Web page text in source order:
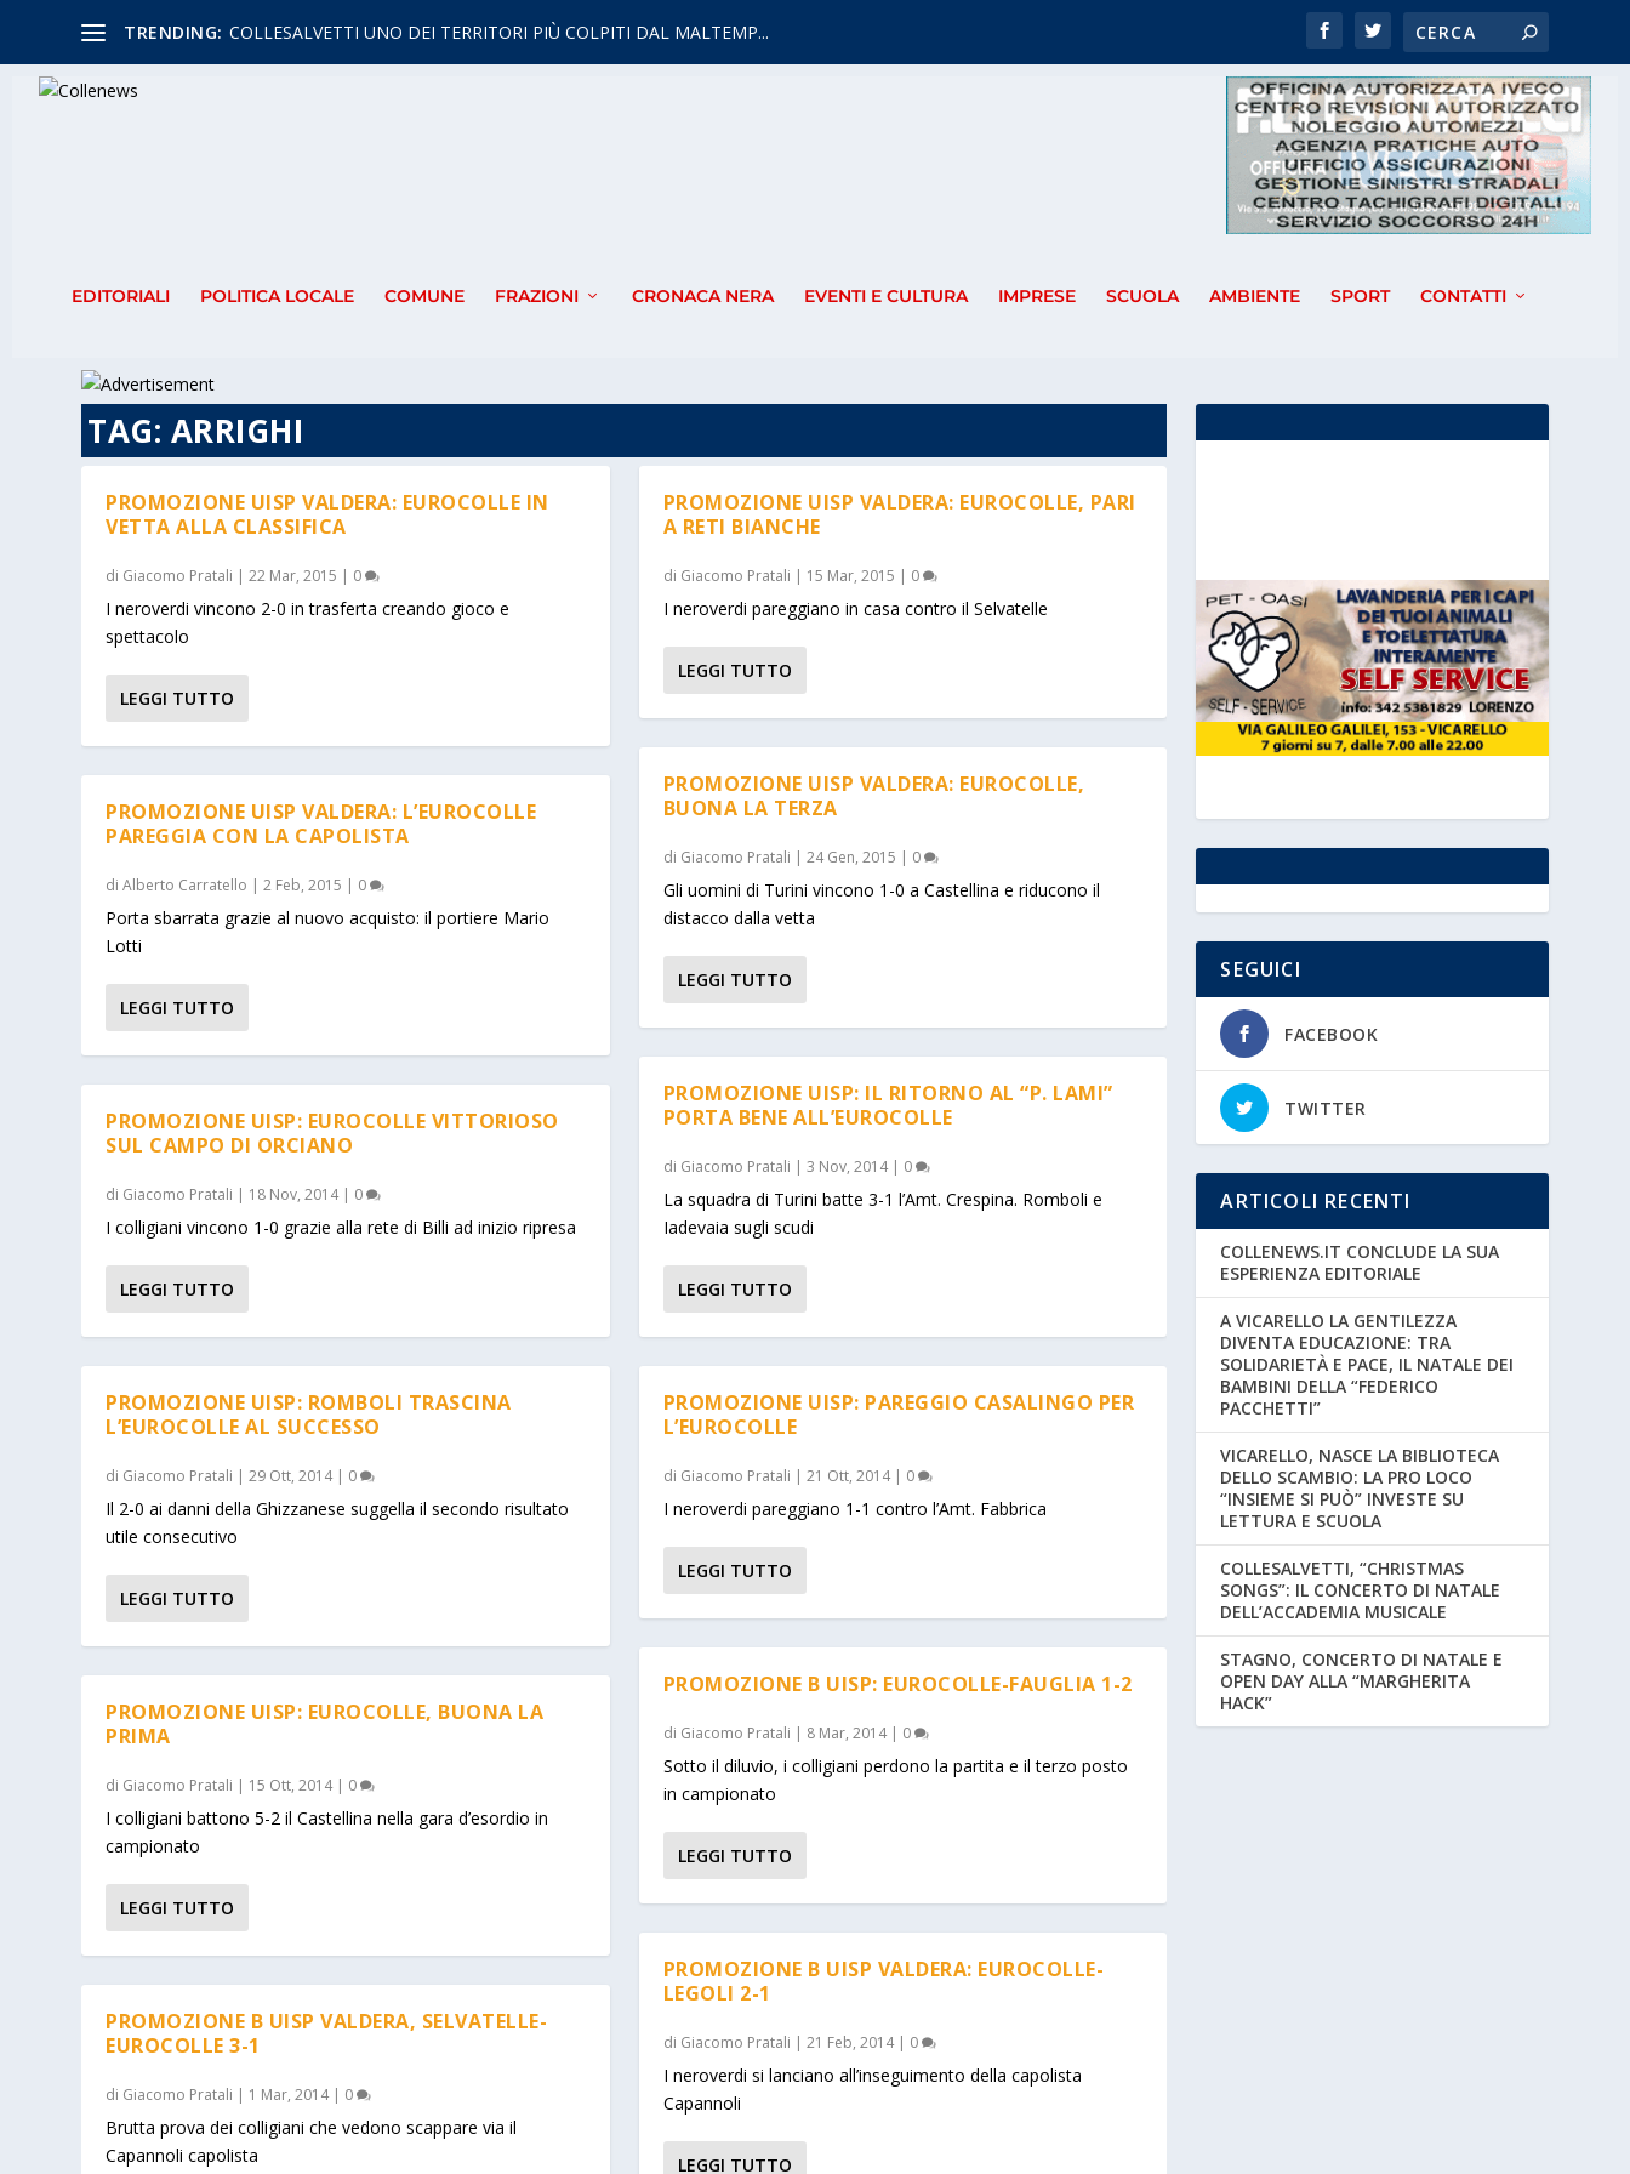
TRENDING: COLLESALVETTI UNO DEI TERRITORI PIÙ COLPITI DAL MALTEMP...
EDITORIALI POLITICA LOCALE COMUNE FRAZIONI CRONACA NERA EVENTI E CULTURA IMPRESE SCUOLA AMBIENTE SPORT CONTATTI
TAG: ARRIGHI
PROMOZIONE UISP VALDERA: EUROCOLLE IN
VETTA ALLA CLASSIFICA
di Giacomo Pratali |22 Mar, 2015 | 0
I neroverdi vincono 2-0 in trasferta creando gioco e
spettacolo
LEGGI TUTTO
PROMOZIONE UISP VALDERA: L’EUROCOLLE
PAREGGIA CON LA CAPOLISTA
diAlberto Carratello |2 Feb, 2015 | 0
Porta sbarrata grazie al nuovo acquisto: il portiere Mario
Lotti
LEGGI TUTTO
PROMOZIONE UISP: EUROCOLLE VITTORIOSO
SUL CAMPO DI ORCIANO
di Giacomo Pratali | 18 Nov, 2014| 0
I colligiani vincono 1-0 grazie alla rete di Billi ad inizio ripresa
LEGGI TUTTO
PROMOZIONE UISP: ROMBOLI TRASCINA
L’EUROCOLLE AL SUCCESSO
di Giacomo Pratali |29 Ott, 2014| 0
Il 2-0 ai danni della Ghizzanese suggella il secondo risultato
utile consecutivo
LEGGI TUTTO
PROMOZIONE UISP: EUROCOLLE, BUONA LA
PRIMA
di Giacomo Pratali | 15 Ott, 2014| 0
I colligiani battono 5-2 il Castellina nella gara d’esordio in
campionato
LEGGI TUTTO
PROMOZIONE B UISP VALDERA, SELVATELLE-
EUROCOLLE 3-1
di Giacomo Pratali | 1 Mar, 2014| 0
Brutta prova dei colligiani che vedono scappare via il
Capannoli capolista
PROMOZIONE UISP VALDERA: EUROCOLLE, PARI
A RETI BIANCHE
di Giacomo Pratali | 15 Mar, 2015 | 0
I neroverdi pareggiano in casa contro il Selvatelle
LEGGI TUTTO
PROMOZIONE UISP VALDERA: EUROCOLLE,
BUONA LA TERZA
di Giacomo Pratali | 24 Gen, 2015 | 0
Gli uomini di Turini vincono 1-0 a Castellina e riducono il
distacco dalla vetta
LEGGI TUTTO
PROMOZIONE UISP: IL RITORNO AL “P. LAMI”
PORTA BENE ALL’EUROCOLLE
di Giacomo Pratali | 3 Nov, 2014| 0
La squadra di Turini batte 3-1 l’Amt. Crespina. Romboli e
Iadevaia sugli scudi
LEGGI TUTTO
PROMOZIONE UISP: PAREGGIO CASALINGO PER
L’EUROCOLLE
di Giacomo Pratali | 21 Ott, 2014| 0
I neroverdi pareggiano 1-1 contro l’Amt. Fabbrica
LEGGI TUTTO
PROMOZIONE B UISP: EUROCOLLE-FAUGLIA 1-2
di Giacomo Pratali | 8 Mar, 2014| 0
Sotto il diluvio, i colligiani perdono la partita e il terzo posto
in campionato
LEGGI TUTTO
PROMOZIONE B UISP VALDERA: EUROCOLLE-
LEGOLI 2-1
di Giacomo Pratali | 21 Feb, 2014| 0
I neroverdi si lanciano all’inseguimento della capolista
Capannoli
LEGGI TUTTO
SEGUICI
FACEBOOK
TWITTER
ARTICOLI RECENTI
COLLENEWS.IT CONCLUDE LA SUA
ESPERIENZA EDITORIALE
A VICARELLO LA GENTILEZZA
DIVENTA EDUCAZIONE: TRA
SOLIDARIETÀ E PACE, IL NATALE DEI
BAMBINI DELLA “FEDERICO
PACCHETTI”
VICARELLO, NASCE LA BIBLIOTECA
DELLO SCAMBIO: LA PRO LOCO
“INSIEME SI PUÒ” INVESTE SU
LETTURA E SCUOLA
COLLESALVETTI, “CHRISTMAS
SONGS”: IL CONCERTO DI NATALE
DELL’ACCADEMIA MUSICALE
STAGNO, CONCERTO DI NATALE E
OPEN DAY ALLA “MARGHERITA
HACK”